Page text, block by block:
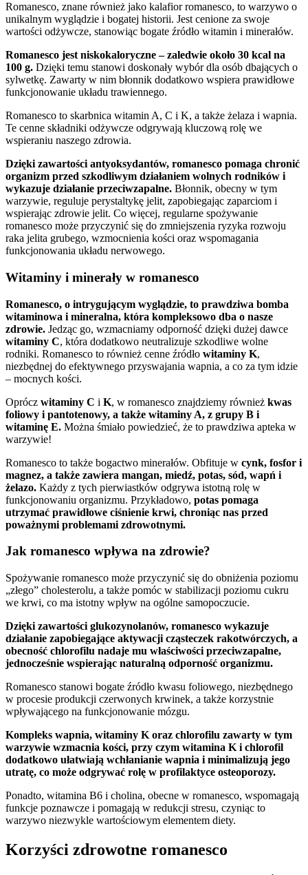
Romanesco, znane również jako kalafior romanesco, to warzywo o
unikalnym wyglądzie i bogatej historii. Jest cenione za swoje
wartości odżywcze, stanowiąc bogate źródło witamin i minerałów.
Romanesco jest niskokaloryczne – zaledwie około 30 kcal na
100 g. Dzięki temu stanowi doskonały wybór dla osób dbających o
sylwetkę. Zawarty w nim błonnik dodatkowo wspiera prawidłowe
funkcjonowanie układu trawiennego.
Romanesco to skarbnica witamin A, C i K, a także żelaza i wapnia.
Te cenne składniki odżywcze odgrywają kluczową rolę we
wspieraniu naszego zdrowia.
Dzięki zawartości antyoksydantów, romanesco pomaga chronić
organizm przed szkodliwym działaniem wolnych rodników i
wykazuje działanie przeciwzapalne. Błonnik, obecny w tym
warzywie, reguluje perystaltykę jelit, zapobiegając zaparciom i
wspierając zdrowie jelit. Co więcej, regularne spożywanie
romanesco może przyczynić się do zmniejszenia ryzyka rozwoju
raka jelita grubego, wzmocnienia kości oraz wspomagania
funkcjonowania układu nerwowego.
Witaminy i minerały w romanesco
Romanesco, o intrygującym wyglądzie, to prawdziwa bomba
witaminowa i mineralna, która kompleksowo dba o nasze
zdrowie. Jedząc go, wzmacniamy odporność dzięki dużej dawce
witaminy C, która dodatkowo neutralizuje szkodliwe wolne
rodniki. Romanesco to również cenne źródło witaminy K,
niezbędnej do efektywnego przyswajania wapnia, a co za tym idzie
– mocnych kości.
Oprócz witaminy C i K, w romanesco znajdziemy również kwas
foliowy i pantotenowy, a także witaminy A, z grupy B i
witaminę E. Można śmiało powiedzieć, że to prawdziwa apteka w
warzywie!
Romanesco to także bogactwo minerałów. Obfituje w cynk, fosfor i
magnez, a także zawiera mangan, miedź, potas, sód, wapń i
żelazo. Każdy z tych pierwiastków odgrywa istotną rolę w
funkcjonowaniu organizmu. Przykładowo, potas pomaga
utrzymać prawidłowe ciśnienie krwi, chroniąc nas przed
poważnymi problemami zdrowotnymi.
Jak romanesco wpływa na zdrowie?
Spożywanie romanesco może przyczynić się do obniżenia poziomu
„złego” cholesterolu, a także pomóc w stabilizacji poziomu cukru
we krwi, co ma istotny wpływ na ogólne samopoczucie.
Dzięki zawartości glukozynolanów, romanesco wykazuje
działanie zapobiegające aktywacji cząsteczek rakotwórczych, a
obecność chlorofilu nadaje mu właściwości przeciwzapalne,
jednocześnie wspierając naturalną odporność organizmu.
Romanesco stanowi bogate źródło kwasu foliowego, niezbędnego
w procesie produkcji czerwonych krwinek, a także korzystnie
wpływającego na funkcjonowanie mózgu.
Kompleks wapnia, witaminy K oraz chlorofilu zawarty w tym
warzywie wzmacnia kości, przy czym witamina K i chlorofil
dodatkowo ułatwiają wchłanianie wapnia i minimalizują jego
utratę, co może odgrywać rolę w profilaktyce osteoporozy.
Ponadto, witamina B6 i cholina, obecne w romanesco, wspomagają
funkcje poznawcze i pomagają w redukcji stresu, czyniąc to
warzywo niezwykle wartościowym elementem diety.
Korzyści zdrowotne romanesco